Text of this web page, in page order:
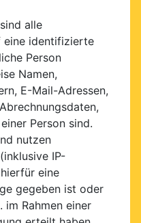
alle
eine identifizierte
Person
Namen,
E-Mail-Adressen,
Person sind.
nutzen
IP-
eine
gegeben ist oder
im Rahmen einer